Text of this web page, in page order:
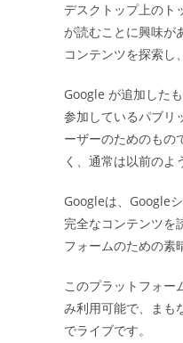
デスクトップ上のト
が読むことに興味が
コンテンツを探索し
Google が追加した
参加しているパブリ
ーザーのためのもの
く、通常は以前のよ
Googleは、Google
完全なコンテンツを
フォームのための素
このプラットフォー
み利用可能で、まも
でライブです。